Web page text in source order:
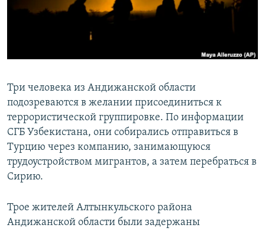
Три человека из Андижанской области
подозреваются в желании присоединиться к
террористической группировке. По информации
СГБ Узбекистана, они собирались отправиться в
Турцию через компанию, занимающуюся
трудоустройством мигрантов, а затем перебраться в
Сирию.
Трое жителей Алтынкульского района
Андижанской области были задержаны